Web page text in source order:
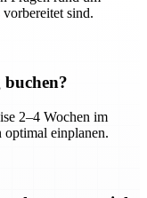
sind.
2–4 Wochen im
einplanen.